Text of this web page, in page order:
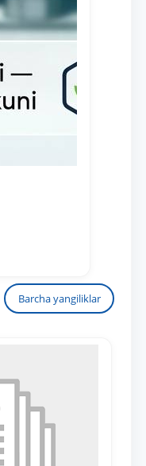
Barcha yangiliklar